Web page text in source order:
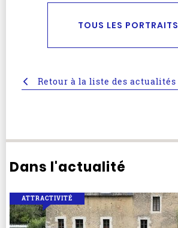
TOUS LES PORTRAITS
Retour à la liste des actualités
Dans l'actualité
ATTRACTIVITÉ